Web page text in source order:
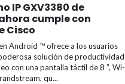
IP GXV3380 de
cumple con
Cisco
Android ™ ofrece a los usuarios
solución de productividad
con una pantalla táctil de 8 ”, Wi-
qu...